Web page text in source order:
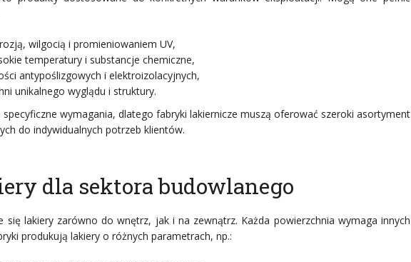
wilgocią i promieniowaniem UV,
temperatury i substancje chemiczne,
antypoślizgowych i elektroizolacyjnych,
unikalnego wyglądu i struktury.
wymagania, dlatego fabryki lakiernicze muszą oferować szeroki asortyment
do indywidualnych potrzeb klientów.
dla sektora budowlanego
się lakiery zarówno do wnętrz, jak i na zewnątrz. Każda powierzchnia wymaga innych
produkują lakiery o różnych parametrach, np.: